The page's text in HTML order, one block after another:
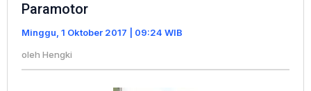
Paramotor
Minggu, 1 Oktober 2017 | 09:24 WIB
oleh Hengki